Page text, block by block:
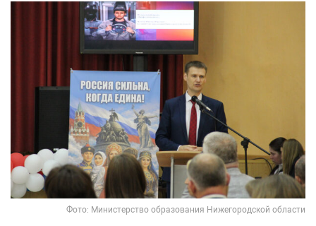
Фото: Министерство образования Нижегородской области